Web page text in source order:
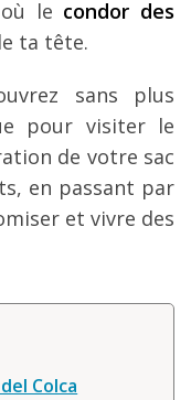
le condor des
ta tête.
sans plus
pour visiter le
de votre sac
en passant par
et vivre des
Colca